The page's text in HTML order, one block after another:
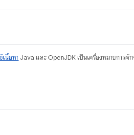
นื้อหา Java และ OpenJDK เป็นเครื่องหมายการค้